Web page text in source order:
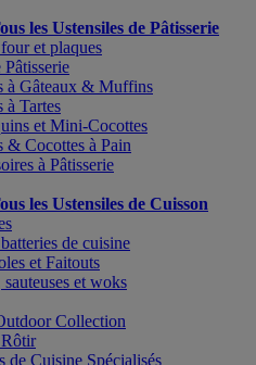
les Ustensiles de Pâtisserie
et plaques
Pâtisserie
à Gâteaux & Muffins
à Tartes
et Mini-Cocottes
& Cocottes à Pain
à Pâtisserie
les Ustensiles de Cuisson
de cuisine
et Faitouts
sauteuses et woks
Collection
Rôtir
de Cuisine Spécialisés